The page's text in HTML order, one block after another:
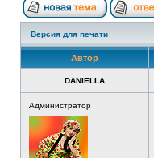
Версия для печати
Автор
DANIELLA
Администратор